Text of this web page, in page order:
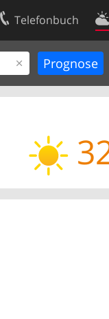
Telefonbuch
Kontakt